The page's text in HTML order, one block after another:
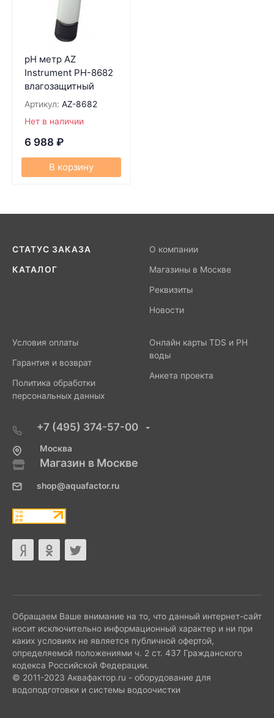
pH метр AZ
Instrument PH-8682
влагозащитный
Артикул: AZ-8682
Нет в наличии
6 988 ₽
В корзину
СТАТУС ЗАКАЗА
КАТАЛОГ
О компании
Магазины в Москве
Реквизиты
Новости
Условия оплаты
Гарантия и возврат
Политика обработки
персональных данных
Онлайн карты TDS и PH
воды
Анкета проекта
+7 (495) 374-57-00
Москва
Магазин в Москве
shop@aquafactor.ru
Обращаем Ваше внимание на то, что данный интернет-сайт
носит исключительно информационный характер и ни при
каких условиях не является публичной офертой,
определяемой положениями ч. 2 ст. 437 Гражданского
кодекса Российской Федерации.
© 2011-2023 Аквафактор.ru - оборудование для
водоподготовки и системы водоочистки